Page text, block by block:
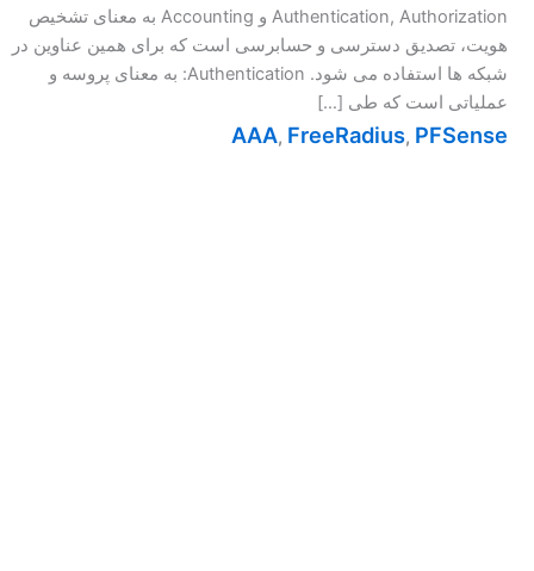
Authentication, Authorization و Accounting به معنای تشخیص
هویت، تصدیق دسترسی و حسابرسی است که برای همین عناوین در
شبکه ها استفاده می شود. Authentication: به معنای پروسه و
عملیاتی است که طی […]
AAA, FreeRadius, PFSense